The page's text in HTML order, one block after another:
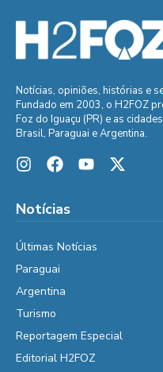
Notícias, opiniões, histórias e
Fundado em 2003, o H2FOZ
Foz do Iguaçu (PR) e as
Brasil, Paraguai e Argentina.
Notícias
Últimas Notícias
Paraguai
Argentina
Turismo
Reportagem Especial
Editorial H2FOZ